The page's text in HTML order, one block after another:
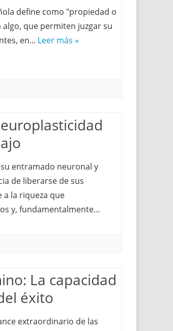
define como "propiedad o
que permiten juzgar su
en... Leer más »
entramado neuronal y
de liberarse de sus
la riqueza que
y, fundamentalmente…
La capacidad
éxito
extraordinario de las